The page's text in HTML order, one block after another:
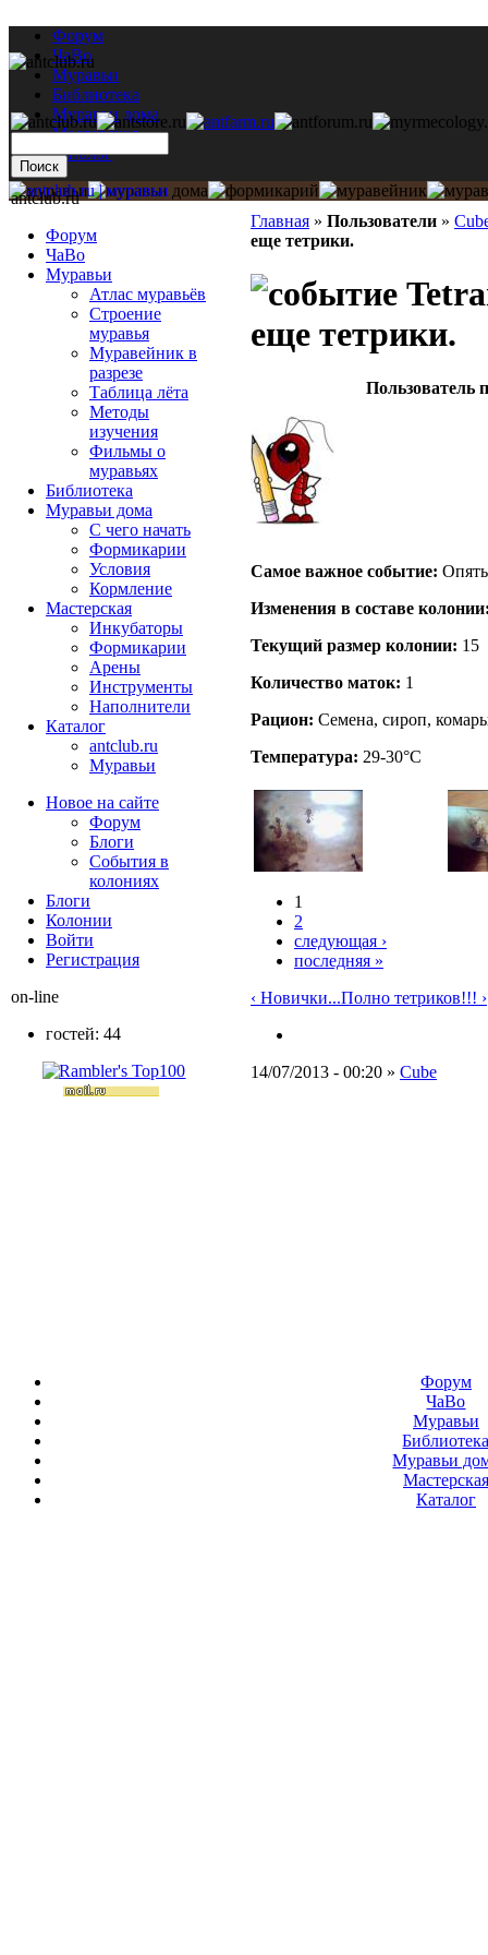
Форум
ЧаВо
Муравьи
Библиотека
Муравьи дома
Мастерская
Каталог
Главная » Пользователи »
еще тетрики.
еще тетрики.
Пользователь
Самое важное событие:
Изменения в составе
Текущий размер кoлонии: 15
Количество маток: 1
Рацион: Семена, сироп,
Температура: 29-30°C
1
2
следующая ›
последняя »
‹ Новички...Полно тетриков!!! ›
14/07/2013 - 00:20 » Cube
antclub.ru
Форум
ЧаВо
Муравьи
Атлас муравьёв
Строение
муравья
Муравейник в
разрезе
Таблица лёта
Методы
изучения
Фильмы о
муравьях
Библиотека
Муравьи дома
С чего начать
Формикарии
Условия
Кормление
Мастерская
Инкубаторы
Формикарии
Арены
Инструменты
Наполнители
Каталог
antclub.ru
Муравьи
Новое на сайте
Форум
Блоги
События в
колониях
Блоги
Колонии
Войти
Peгиcтpaция
on-line
гостей: 44
Форум
ЧаВо
Муравьи
Муравьи
Мастерская
Каталог